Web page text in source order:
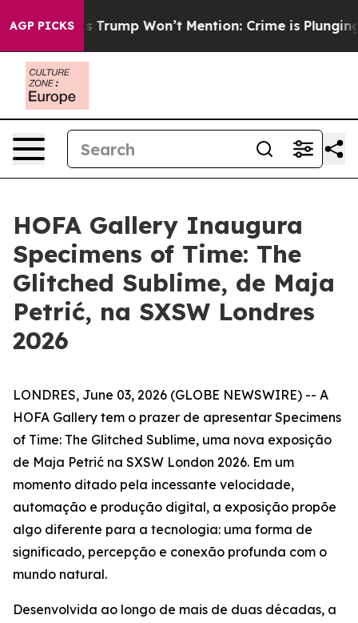
AGP PICKS
News Trump Won’t Mention: Crime is Plunging,
HOFA Gallery Inaugura
Specimens of Time: The
Glitched Sublime, de Maja
Petrić, na SXSW Londres
2026
LONDRES, June 03, 2026 (GLOBE NEWSWIRE) -- A
HOFA Gallery tem o prazer de apresentar Specimens
of Time: The Glitched Sublime, uma nova exposição
de Maja Petrić na SXSW London 2026. Em um
momento ditado pela incessante velocidade,
automação e produção digital, a exposição propõe
algo diferente para a tecnologia: uma forma de
significado, percepção e conexão profunda com o
mundo natural.
Desenvolvida ao longo de mais de duas décadas, a